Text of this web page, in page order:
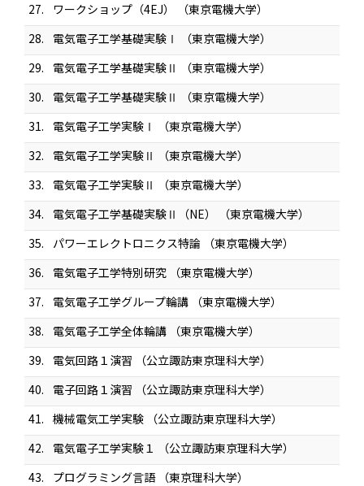
27.
ワークショップ（4EJ） （東京電機大学）
28.
電気電子工学基礎実験Ⅰ （東京電機大学）
29.
電気電子工学基礎実験Ⅱ （東京電機大学）
30.
電気電子工学基礎実験Ⅱ （東京電機大学）
31.
電気電子工学実験Ⅰ （東京電機大学）
32.
電気電子工学実験Ⅱ （東京電機大学）
33.
電気電子工学実験Ⅱ （東京電機大学）
34.
電気電子工学基礎実験Ⅱ（NE） （東京電機大学）
35.
パワーエレクトロニクス特論 （東京電機大学）
36.
電気電子工学特別研究 （東京電機大学）
37.
電気電子工学グループ輪講 （東京電機大学）
38.
電気電子工学全体輪講 （東京電機大学）
39.
電気回路１演習 （公立諏訪東京理科大学）
40.
電子回路１演習 （公立諏訪東京理科大学）
41. 機械電気工学実験 （公立諏訪東京理科大学）
42.
電気電子工学実験１ （公立諏訪東京理科大学）
43.
プログラミング言語 （東京理科大学）